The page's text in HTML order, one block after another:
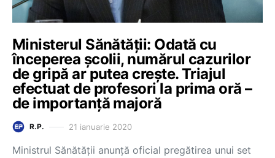
Ministerul Sănătății: Odată cu
începerea școlii, numărul cazurilor
de gripă ar putea crește. Triajul
efectuat de profesori la prima oră –
de importanță majoră
R.P. 21 ianuarie 2020
Ministrul Sănătății anunță oficial pregătirea unui set